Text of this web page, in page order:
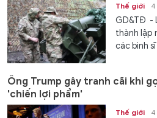
Thế giới
GD&TĐ -
thành lập
các binh
Ông Trump gây tranh cãi khi
'chiến lợi phẩm'
Thế giới